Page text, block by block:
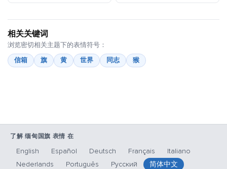
相关关键词
浏览密切相关主题下的表情符号：
信箱
旗 黄 世界 同志 猴
了解 缅甸国旗 表情 在
English Español Deutsch Français
Italiano
Nederlands
Português Русский
简体中文